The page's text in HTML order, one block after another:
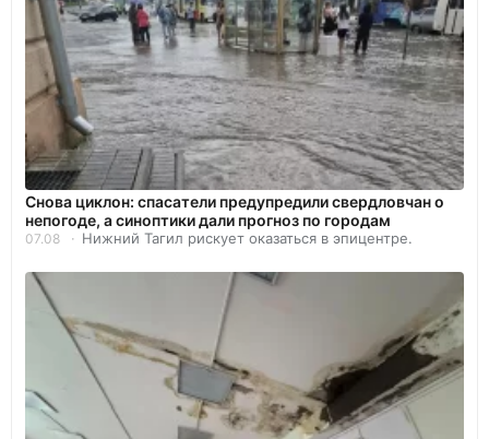
Снова циклон: спасатели предупредили свердловчан о
непогоде, а синоптики дали прогноз по городам
07.08 Нижний Тагил рискует оказаться в эпицентре.